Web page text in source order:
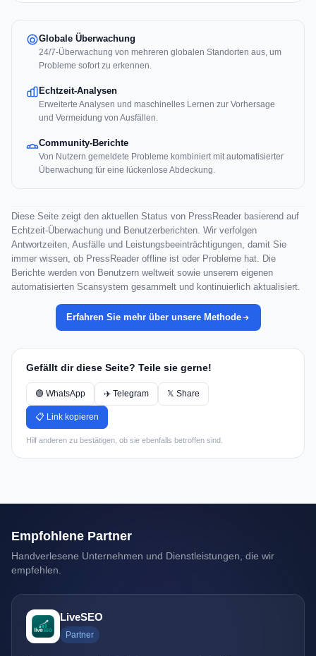
Globale Überwachung
24/7-Überwachung von mehreren globalen Standorten aus, um
Probleme sofort zu erkennen.
Echtzeit-Analysen
Erweiterte Analysen und maschinelles Lernen zur Vorhersage
und Vermeidung von Ausfällen.
Community-Berichte
Von Nutzern gemeldete Probleme kombiniert mit automatisierter
Überwachung für eine lückenlose Abdeckung.
Diese Seite zeigt den aktuellen Status von PressReader basierend auf
Echtzeit-Überwachung und Benutzerberichten. Wir verfolgen
Antwortzeiten, Ausfälle und Leistungsbeeinträchtigungen, damit Sie
immer wissen, ob PressReader offline ist oder Probleme hat. Die
Berichte werden von Benutzern weltweit sowie unserem eigenen
automatisierten Scansystem gesammelt und kontinuierlich aktualisiert.
Erfahren Sie mehr über unsere Methode
Gefällt dir diese Seite? Teile sie gerne!
🟢 WhatsApp ✈️ Telegram 𝕏 Share
📋 Link kopieren
Hilf anderen zu bestätigen, ob sie ebenfalls betroffen sind.
Empfohlene Partner
Handverlesene Unternehmen und Dienstleistungen, die wir
empfehlen.
LiveSEO
Partner